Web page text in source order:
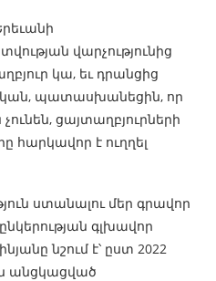
վարչությունից
կա, եւ դրանցից
պատասխանեցին, որ
ցայտաղբյուրների
հարկավոր է ուղղել
ստանալու մեր գրավոր
գլխավոր
նշում է՝ ըստ 2022
անցկացված